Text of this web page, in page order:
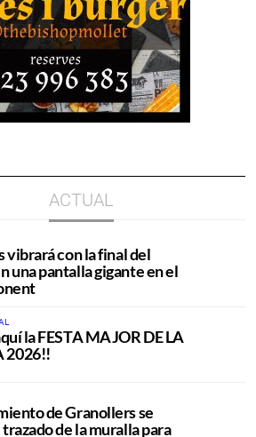
ACTUAL
vibrará con la final del
una pantalla gigante en el
la FESTA MAJOR DE LA
2026!!
de Granollers se
de la muralla para